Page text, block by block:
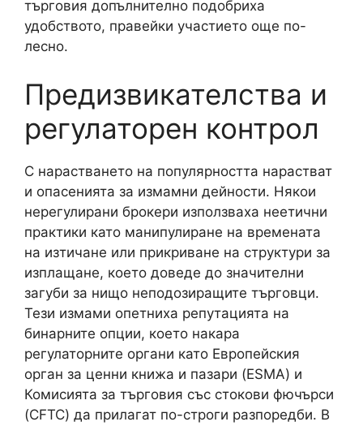
търговия допълнително подобриха
удобството, правейки участието още по-
лесно.
Предизвикателства и
регулаторен контрол
С нарастването на популярността нарастват
и опасенията за измамни дейности. Някои
нерегулирани брокери използваха неетични
практики като манипулиране на времената
на изтичане или прикриване на структури за
изплащане, което доведе до значителни
загуби за нищо неподозиращите търговци.
Тези измами опетниха репутацията на
бинарните опции, което накара
регулаторните органи като Европейския
орган за ценни книжа и пазари (ESMA) и
Комисията за търговия със стокови фючърси
(CFTC) да прилагат по-строги разпоредби. В